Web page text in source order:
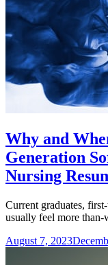
Why and
Generation
Nursing
Current graduates,
usually feel more
August 7, 2023